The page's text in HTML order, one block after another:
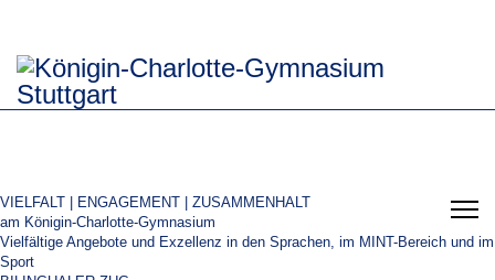
VIELFALT | ENGAGEMENT | ZUSAMMENHALT
am Königin-Charlotte-Gymnasium
Vielfältige Angebote und Exzellenz in den Sprachen, im MINT-Bereich und im
Sport